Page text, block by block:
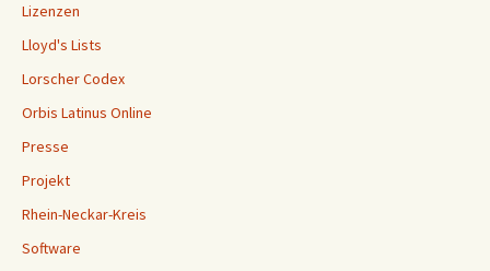
Lizenzen
Lloyd's Lists
Lorscher Codex
Orbis Latinus Online
Presse
Projekt
Rhein-Neckar-Kreis
Software